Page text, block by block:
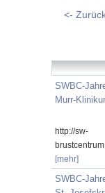
<-
SWBC-
Murr-
http://sw-
[mehr]
SWBC-